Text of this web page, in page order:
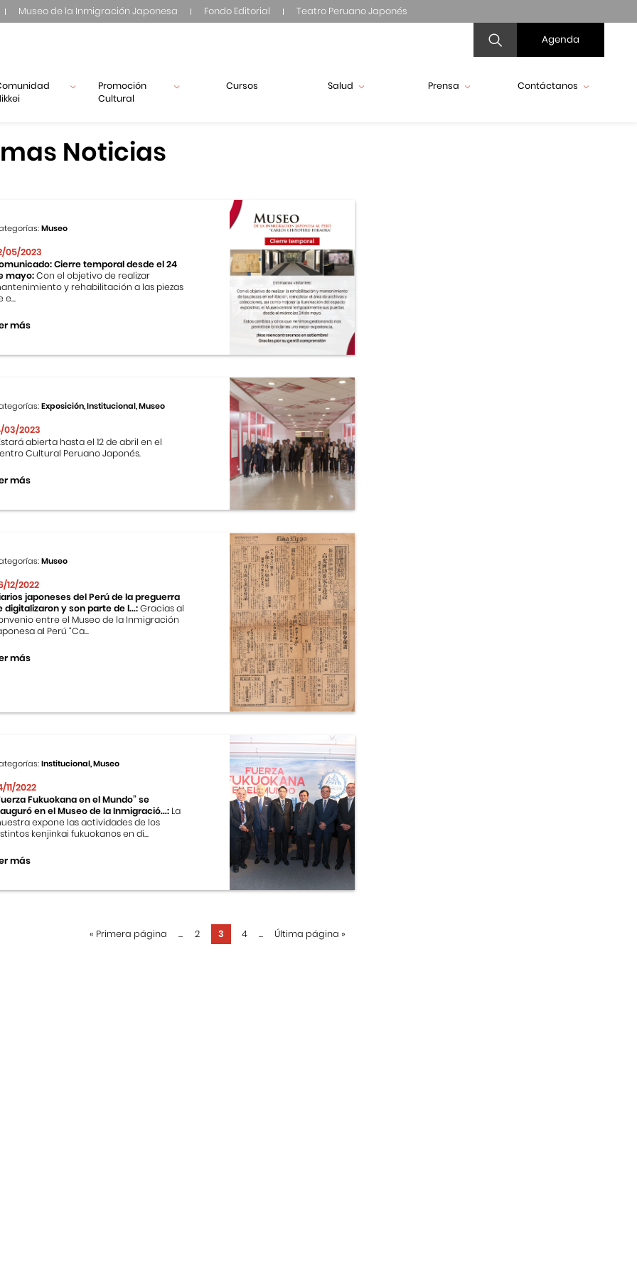
Museo de la Inmigración Japonesa Fondo Editorial Teatro Peruano Japonés
Agenda
Promoción
Cultural
Cursos Salud Prensa Contáctanos
Noticias
Museo
05/2023
Cierre temporal desde el 24
mayo:Con el objetivo de realizar
y rehabilitación a las piezas
e...
más
Exposición, Institucional, Museo
03/2023
abierta hasta el 12 de abril en el
Cultural Peruano Japonés.
más
Museo
12/2022
japoneses del Perú de la preguerra
digitalizaron y son parte de l...:Gracias al
entre el Museo de la Inmigración
al Perú “Ca...
más
Institucional, Museo
11/2022
Fukuokana en el Mundo” se
en el Museo de la Inmigració...: La
expone las actividades de los
kenjinkai fukuokanos en di...
más
« Primera página ... 2 3 4 ... Última página »